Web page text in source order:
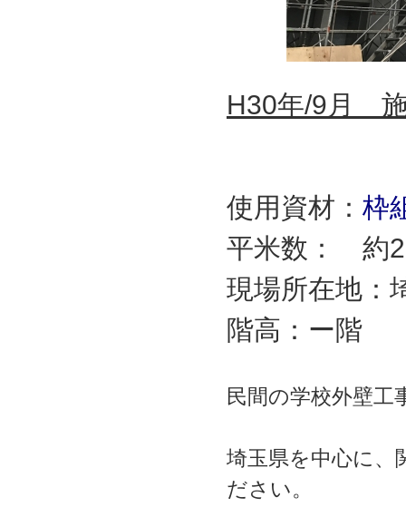
H30年/9月
使用資材： 枠
平米数： 約
現場所在地：
階高：ー階
民間の学校外壁工
埼玉県を中心に、
ださい。